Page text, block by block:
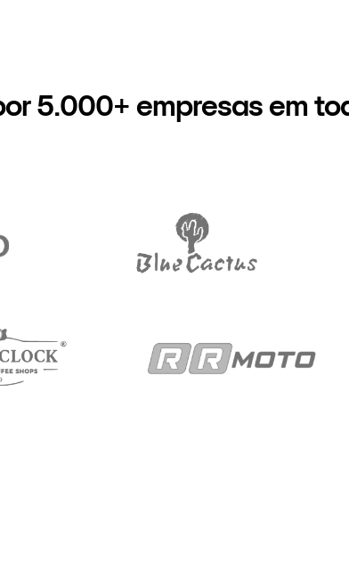
5.000+ empresas em